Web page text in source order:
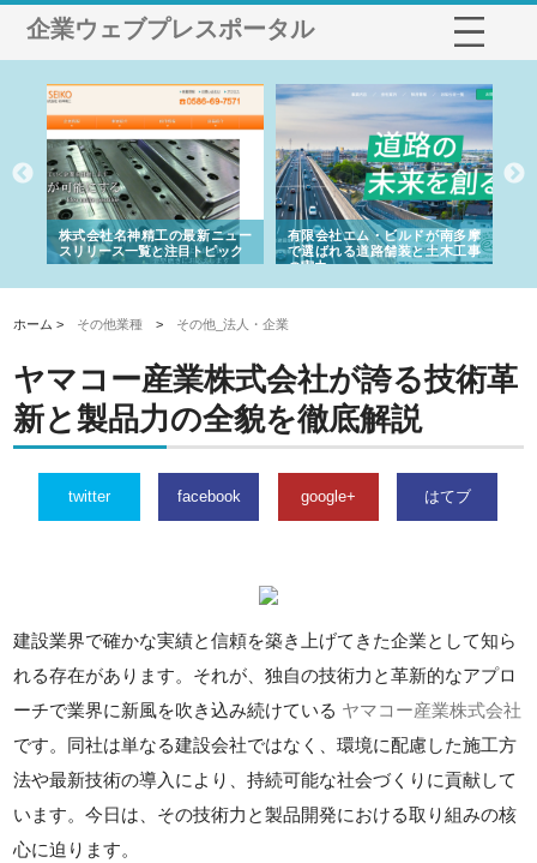
企業ウェブプレスポータル
株式会社名神精工の最新ニュー
スリリース一覧と注目トピック
有限会社エム・ビルドが南多摩
で選ばれる道路舗装と土木工事
の実力
ホーム > その他業種 > その他_法人・企業
ヤマコー産業株式会社が誇る技術革
新と製品力の全貌を徹底解説
twitter facebook google+ はてブ
建設業界で確かな実績と信頼を築き上げてきた企業として知ら
れる存在があります。それが、独自の技術力と革新的なアプロ
ーチで業界に新風を吹き込み続けている ヤマコー産業株式会社
です。同社は単なる建設会社ではなく、環境に配慮した施工方
法や最新技術の導入により、持続可能な社会づくりに貢献して
います。今日は、その技術力と製品開発における取り組みの核
心に迫ります。